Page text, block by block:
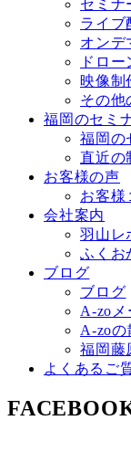
セミナ
ライブ
オンデ
ドロ
映像制
その他
福岡のセミ
福岡の
直近の
お客様の声
お客様
会社案内
羽山レ
ふくお
ブログ
ブログ
A-zoメ
A-zoの
福岡藤
よくあるご